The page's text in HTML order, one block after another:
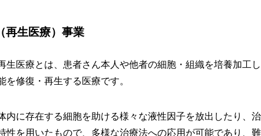
再生医療）事業
生医療とは、患者さん本人や他者の細胞・組織を培養加工
を修復・再生する医療です。
内に存在する細胞を助ける様々な液性因子を放出したり、
性を用いたもので、多様な治療法への応用が可能であり、